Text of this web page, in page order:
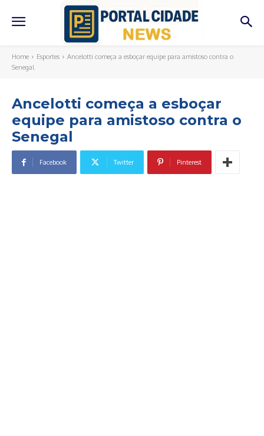
Home Esportes
Ancelotti começa a esboçar equipe para amistoso contra o
Senegal
Ancelotti começa a esboçar
equipe para amistoso contra o
Senegal
Facebook Twitter Pinterest